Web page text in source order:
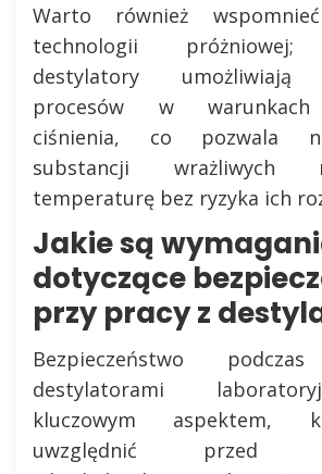
Warto również
technologii próżniowej;
destylatory umożliwiają
procesów w warunkach
ciśnienia, co pozwala
substancji wrażliwych
temperaturę bez ryzyka ich
Jakie są
dotyczące
przy pracy z
Bezpieczeństwo
destylatorami
kluczowym aspektem,
uwzględnić przed